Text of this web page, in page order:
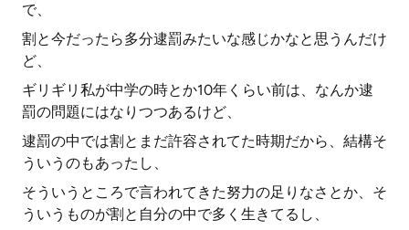
で、
割と今だったら多分逮罰みたいな感じかなと思うんだけ
ど、
ギリギリ私が中学の時とか10年くらい前は、なんか逮
罰の問題にはなりつつあるけど、
逮罰の中では割とまだ許容されてた時期だから、結構そ
ういうのもあったし、
そういうところで言われてきた努力の足りなさとか、そ
ういうものが割と自分の中で多く生きてるし、